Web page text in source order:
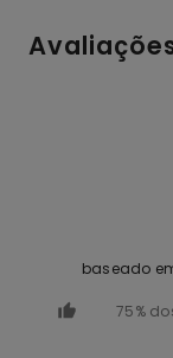
baseado
75%